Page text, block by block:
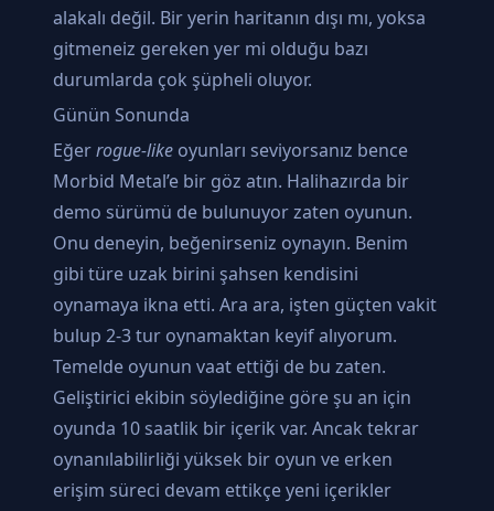
alakalı değil. Bir yerin haritanın dışı mı, yoksa
gitmeneiz gereken yer mi olduğu bazı
durumlarda çok şüpheli oluyor.
Günün Sonunda
Eğerrogue-like oyunları seviyorsanız bence
Morbid Metal’e bir göz atın. Halihazırda bir
demo sürümü de bulunuyor zaten oyunun.
Onu deneyin, beğenirseniz oynayın. Benim
gibi türe uzak birini şahsen kendisini
oynamaya ikna etti. Ara ara, işten güçten vakit
bulup 2-3 tur oynamaktan keyif alıyorum.
Temelde oyunun vaat ettiği de bu zaten.
Geliştirici ekibin söylediğine göre şu an için
oyunda 10 saatlik bir içerik var. Ancak tekrar
oynanılabilirliği yüksek bir oyun ve erken
erişim süreci devam ettikçe yeni içerikler